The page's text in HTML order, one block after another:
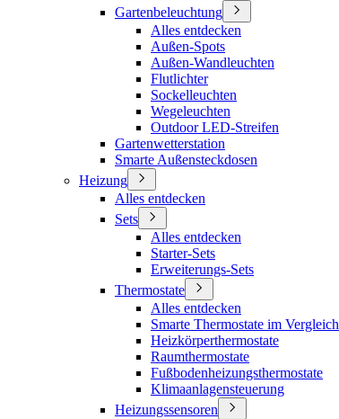
Gartenbeleuchtung
Alles entdecken
Außen-Spots
Außen-Wandleuchten
Flutlichter
Sockelleuchten
Wegeleuchten
Outdoor LED-Streifen
Gartenwetterstation
Smarte Außensteckdosen
Heizung
Alles entdecken
Sets
Alles entdecken
Starter-Sets
Erweiterungs-Sets
Thermostate
Alles entdecken
Smarte Thermostate im Vergleich
Heizkörperthermostate
Raumthermostate
Fußbodenheizungsthermostate
Klimaanlagensteuerung
Heizungssensoren